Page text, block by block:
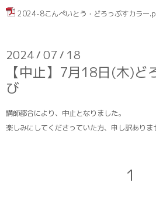
2024-8こんぺいとう・どろっぷすカラー
2024 / 07 / 18
【中止】7月18日(木)ど
び
講師都合により、中止となりました。
楽しみにしてくださっていた方、申し訳ありま
1